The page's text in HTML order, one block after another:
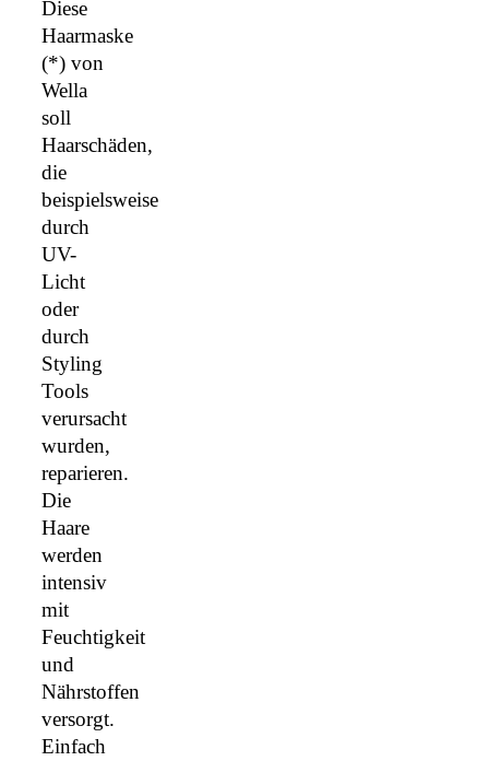
Diese
Haarmaske
(*) von
Wella
soll
Haarschäden,
die
beispielsweise
durch
UV-
Licht
oder
durch
Styling
Tools
verursacht
wurden,
reparieren.
Die
Haare
werden
intensiv
mit
Feuchtigkeit
und
Nährstoffen
versorgt.
Einfach